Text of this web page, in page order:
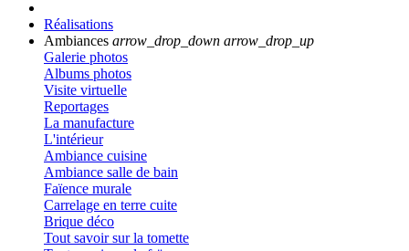
Réalisations
Ambiances arrow_drop_down arrow_drop_up
Galerie photos
Albums photos
Visite virtuelle
Reportages
La manufacture
L'intérieur
Ambiance cuisine
Ambiance salle de bain
Faïence murale
Carrelage en terre cuite
Brique déco
Tout savoir sur la tomette